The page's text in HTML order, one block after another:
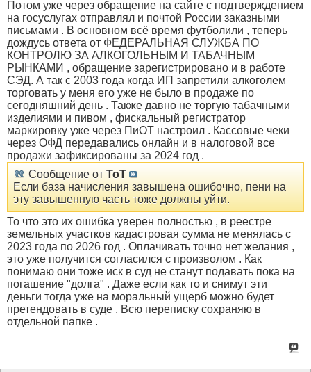
Потом уже через обращение на сайте с подтверждением
на госуслугах отправлял и почтой России заказными
письмами . В основном всё время футболили , теперь
дождусь ответа от ФЕДЕРАЛЬНАЯ СЛУЖБА ПО
КОНТРОЛЮ ЗА АЛКОГОЛЬНЫМ И ТАБАЧНЫМ
РЫНКАМИ , обращение зарегистрировано и в работе
СЭД. А так с 2003 года когда ИП запретили алкоголем
торговать у меня его уже не было в продаже по
сегодняшний день . Также давно не торгую табачными
изделиями и пивом , фискальный регистратор
маркировку уже через ПиОТ настроил . Кассовые чеки
через ОФД передавались онлайн и в налоговой все
продажи зафиксированы за 2024 год .
Сообщение от ToT
Если база начисления завышена ошибочно, пени на
эту завышенную часть тоже должны уйти.
То что это их ошибка уверен полностью , в реестре
земельных участков кадастровая сумма не менялась с
2023 года по 2026 год . Оплачивать точно нет желания ,
это уже получится согласился с произволом . Как
понимаю они тоже иск в суд не станут подавать пока на
погашение "долга" . Даже если как то и снимут эти
деньги тогда уже на моральный ущерб можно будет
претендовать в суде . Всю переписку сохраняю в
отдельной папке .